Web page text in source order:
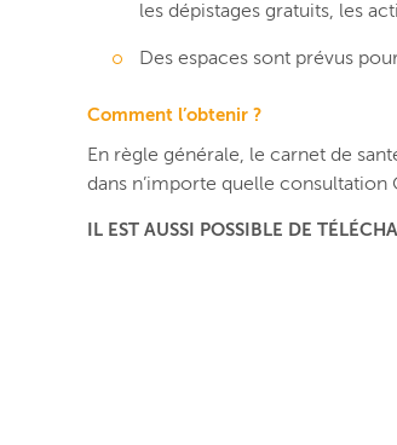
les dépistages gratuits, les
Des espaces sont prévus
Comment l’obtenir ?
En règle générale, le carnet de
dans n’importe quelle consultation
IL EST AUSSI POSSIBLE DE